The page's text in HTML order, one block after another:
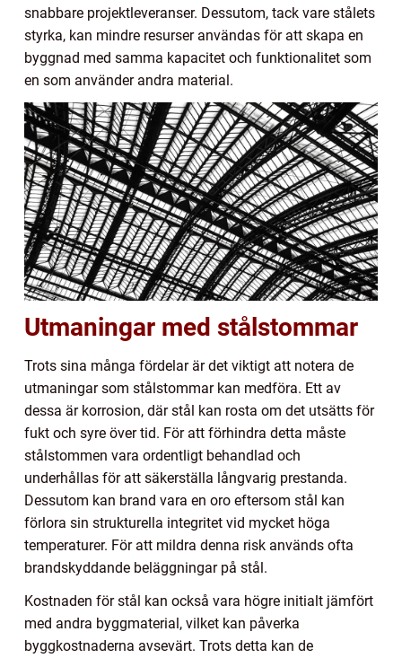
snabbare projektleveranser. Dessutom, tack vare stålets
styrka, kan mindre resurser användas för att skapa en
byggnad med samma kapacitet och funktionalitet som
en som använder andra material.
Utmaningar med stålstommar
Trots sina många fördelar är det viktigt att notera de
utmaningar som stålstommar kan medföra. Ett av
dessa är korrosion, där stål kan rosta om det utsätts för
fukt och syre över tid. För att förhindra detta måste
stålstommen vara ordentligt behandlad och
underhållas för att säkerställa långvarig prestanda.
Dessutom kan brand vara en oro eftersom stål kan
förlora sin strukturella integritet vid mycket höga
temperaturer. För att mildra denna risk används ofta
brandskyddande beläggningar på stål.
Kostnaden för stål kan också vara högre initialt jämfört
med andra byggmaterial, vilket kan påverka
byggkostnaderna avsevärt. Trots detta kan de